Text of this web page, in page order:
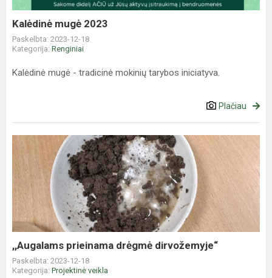
Kalėdinė mugė 2023
Paskelbta: 2023-12-18
Kategorija: Renginiai
Kalėdinė mugė - tradicinė mokinių tarybos iniciatyva.
Plačiau
,,Augalams
prieinama
drėgmė
dirvožemyje“
,,Augalams prieinama drėgmė dirvožemyje“
Paskelbta: 2023-12-18
Kategorija: Projektinė veikla